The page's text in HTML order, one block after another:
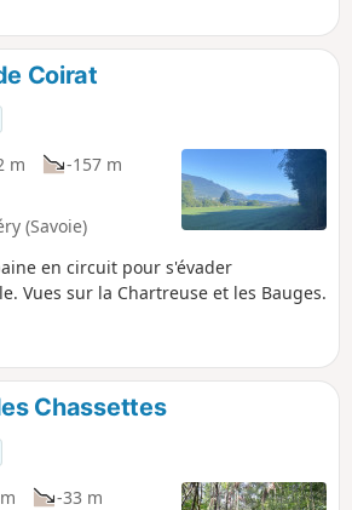
Coirat
m
-157 m
(Savoie)
en circuit pour s'évader
Vues sur la Chartreuse et les Bauges.
Chassettes
-33 m